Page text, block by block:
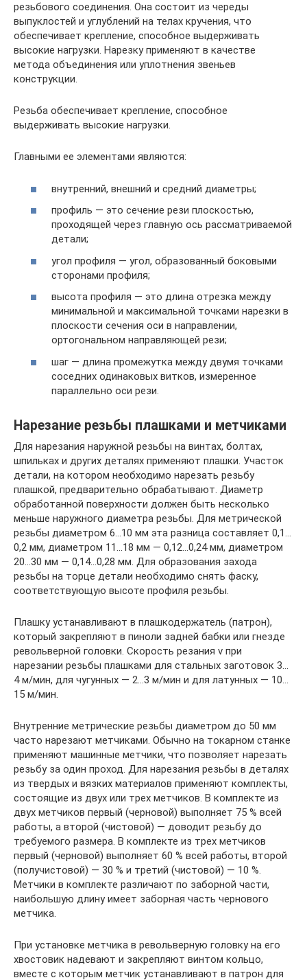
резьбового соединения. Она состоит из череды
выпуклостей и углублений на телах кручения, что
обеспечивает крепление, способное выдерживать
высокие нагрузки. Нарезку применяют в качестве
метода объединения или уплотнения звеньев
конструкции.
Резьба обеспечивает крепление, способное
выдерживать высокие нагрузки.
Главными ее элементами являются:
внутренний, внешний и средний диаметры;
профиль — это сечение рези плоскостью,
проходящей через главную ось рассматриваемой
детали;
угол профиля — угол, образованный боковыми
сторонами профиля;
высота профиля — это длина отрезка между
минимальной и максимальной точками нарезки в
плоскости сечения оси в направлении,
ортогональном направляющей рези;
шаг — длина промежутка между двумя точками
соседних одинаковых витков, измеренное
параллельно оси рези.
Нарезание резьбы плашками и метчиками
Для нарезания наружной резьбы на винтах, болтах,
шпильках и других деталях применяют плашки. Участок
детали, на котором необходимо нарезать резьбу
плашкой, предварительно обрабатывают. Диаметр
обработанной поверхности должен быть несколько
меньше наружного диаметра резьбы. Для метрической
резьбы диаметром 6…10 мм эта разница составляет 0,1…
0,2 мм, диаметром 11…18 мм — 0,12…0,24 мм, диаметром
20…30 мм — 0,14…0,28 мм. Для образования захода
резьбы на торце детали необходимо снять фаску,
соответствующую высоте профиля резьбы.
Плашку устанавливают в плашкодержатель (патрон),
который закрепляют в пиноли задней бабки или гнезде
револьверной головки. Скорость резания v при
нарезании резьбы плашками для стальных заготовок 3…
4 м/мин, для чугунных — 2…3 м/мин и для латунных — 10…
15 м/мин.
Внутренние метрические резьбы диаметром до 50 мм
часто нарезают метчиками. Обычно на токарном станке
применяют машинные метчики, что позволяет нарезать
резьбу за один проход. Для нарезания резьбы в деталях
из твердых и вязких материалов применяют комплекты,
состоящие из двух или трех метчиков. В комплекте из
двух метчиков первый (черновой) выполняет 75 % всей
работы, а второй (чистовой) — доводит резьбу до
требуемого размера. В комплекте из трех метчиков
первый (черновой) выполняет 60 % всей работы, второй
(получистовой) — 30 % и третий (чистовой) — 10 %.
Метчики в комплекте различают по заборной части,
наибольшую длину имеет заборная часть чернового
метчика.
При установке метчика в револьверную головку на его
хвостовик надевают и закрепляют винтом кольцо,
вместе с которым метчик устанавливают в патрон для